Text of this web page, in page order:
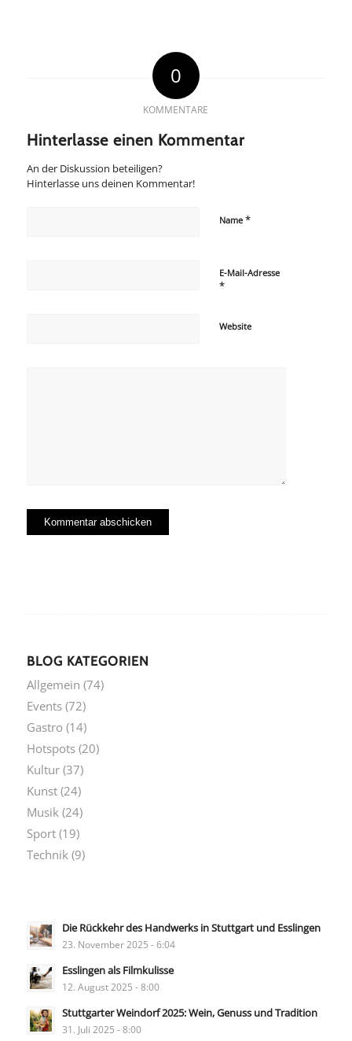
0
KOMMENTARE
Hinterlasse einen Kommentar
An der Diskussion beteiligen?
Hinterlasse uns deinen Kommentar!
Name *
E-Mail-Adresse
*
Website
BLOG KATEGORIEN
Allgemein (74)
Events(72)
Gastro (14)
Hotspots(20)
Kultur(37)
Kunst(24)
Musik (24)
Sport(19)
Technik (9)
Die Rückkehr des Handwerks in Stuttgart und Esslingen
23. November 2025 - 6:04
Esslingen als Filmkulisse
12. August 2025 - 8:00
Stuttgarter Weindorf 2025: Wein, Genuss und Tradition
31. Juli 2025 - 8:00